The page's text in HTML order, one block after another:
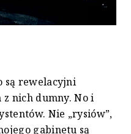
są rewelacyjni
nich dumny. No i
Nie „rysiów”,
gabinetu są